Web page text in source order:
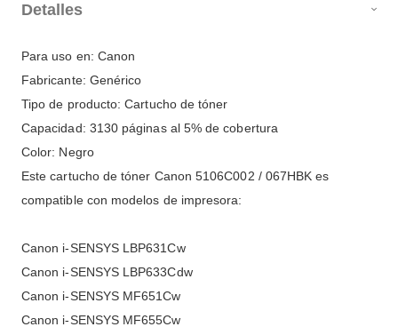
Detalles
Para uso en: Canon
Fabricante: Genérico
Tipo de producto: Cartucho de tóner
Capacidad: 3130 páginas al 5% de cobertura
Color: Negro
Este cartucho de tóner Canon 5106C002 / 067HBK es
compatible con modelos de impresora:
Canon i-SENSYS LBP631Cw
Canon i-SENSYS LBP633Cdw
Canon i-SENSYS MF651Cw
Canon i-SENSYS MF655Cw